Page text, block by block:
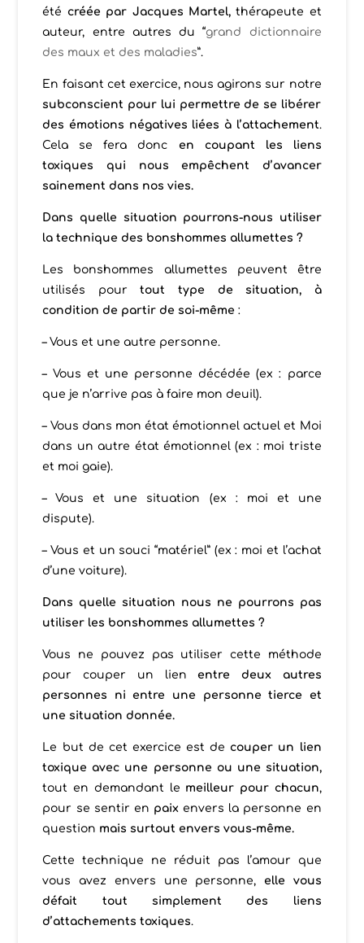
été créée par Jacques Martel,thérapeute et
auteur, entre autres du “grand dictionnaire
des maux et des maladies”.
En faisant cet exercice, nous agirons sur notre
subconscient pour lui permettre de se libérer
des émotions négatives liées à l’attachement.
Cela se fera donc en coupant les liens
toxiques qui nous empêchent d’avancer
sainement dans nos vies.
Dans quelle situation pourrons-nous utiliser
la technique des bonshommes allumettes ?
Les bonshommes allumettes peuvent être
utilisés pour tout type de situation, à
condition de partir de soi-même:
– Vous et une autre personne.
– Vous et une personne décédée (ex : parce
que je n’arrive pas à faire mon deuil).
– Vous dans mon état émotionnel actuel et Moi
dans un autre état émotionnel (ex : moi triste
et moi gaie).
– Vous et une situation (ex : moi et une
dispute).
– Vous et un souci “matériel” (ex : moi et l’achat
d’une voiture).
Dans quelle situation nous ne pourrons pas
utiliser les bonshommes allumettes ?
Vous ne pouvez pas utiliser cette méthode
pour couper un lien entre deux autres
personnes ni entre une personne tierce et
une situation donnée.
Le but de cet exercice est de couper un lien
toxique avec une personne ou une situation,
tout en demandant le meilleur pour chacun,
pour se sentir en paix envers la personne en
question mais surtout envers vous-même.
Cette technique ne réduit pas l’amour que
vous avez envers une personne, elle vous
défait tout simplement des liens
d’attachements toxiques.